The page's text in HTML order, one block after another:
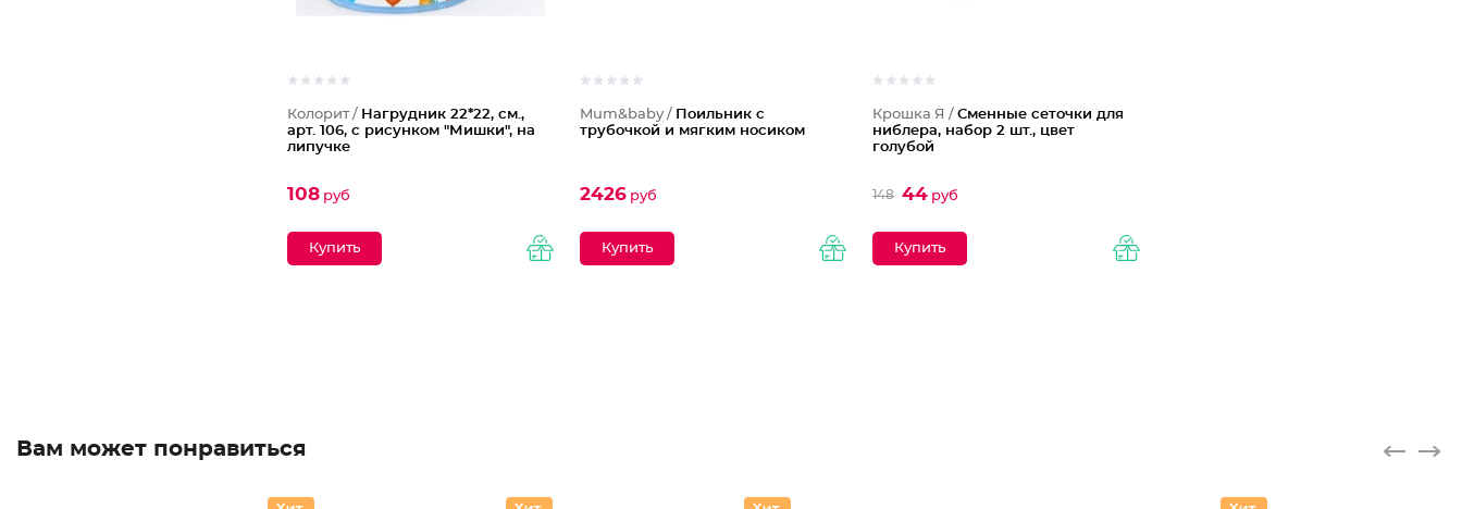
Колорит / Нагрудник 22*22, см.,
арт. 106, с рисунком "Мишки", на
липучке
108руб
Mum&baby /
Поильник с
трубочкой и мягким носиком
2426руб
Крошка Я /Сменные сеточки для
ниблера, набор 2 шт., цвет
голубой
148 44 руб
Вам может понравиться